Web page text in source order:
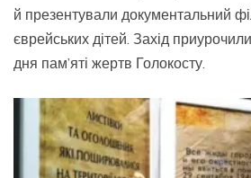
й презентували документальний
єврейських дітей. Захід
дня пам’яті жертв Голокосту.